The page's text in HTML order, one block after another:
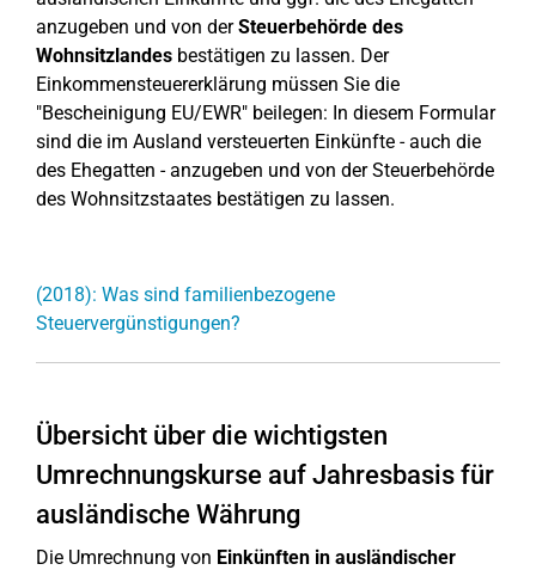
anzugeben und von derSteuerbehörde des
Wohnsitzlandes bestätigen zu lassen. Der
Einkommensteuererklärung müssen Sie die
"Bescheinigung EU/EWR" beilegen: In diesem Formular
sind die im Ausland versteuerten Einkünfte - auch die
des Ehegatten - anzugeben und von der Steuerbehörde
des Wohnsitzstaates bestätigen zu lassen.
(2018): Was sind familienbezogene
Steuervergünstigungen?
Übersicht über die wichtigsten
Umrechnungskurse auf Jahresbasis für
ausländische Währung
Die Umrechnung von Einkünften in ausländischer